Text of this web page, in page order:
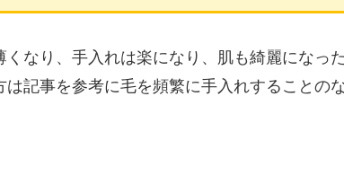
なり、手入れは楽になり、肌も綺麗になった
記事を参考に毛を頻繁に手入れすることの